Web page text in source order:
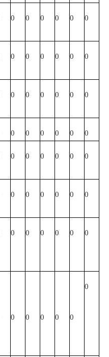
0 0 0 0 0 0
0 0 0 0 0 0
0 0 0 0 0 0
0 0 0 0 0 0
0 0 0 0 0 0
0 0 0 0 0 0
0 0 0 0 0 0
0 0 0 0 0
0